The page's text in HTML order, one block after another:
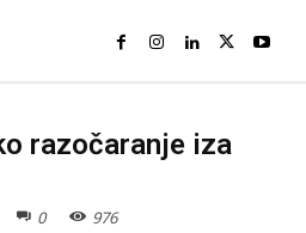
razočaranje iza
0 976